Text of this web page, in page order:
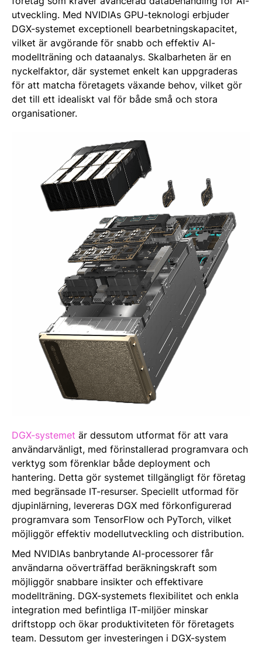
utveckling. Med NVIDIAs GPU-teknologi erbjuder
DGX-systemet exceptionell bearbetningskapacitet,
vilket är avgörande för snabb och effektiv AI-
modellträning och dataanalys. Skalbarheten är en
nyckelfaktor, där systemet enkelt kan uppgraderas
för att matcha företagets växande behov, vilket gör
det till ett idealiskt val för både små och stora
organisationer​​.
DGX-systemet är dessutom utformat för att vara
användarvänligt, med förinstallerad programvara och
verktyg som förenklar både deployment och
hantering. Detta gör systemet tillgängligt för företag
med begränsade IT-resurser. Speciellt utformad för
djupinlärning, levereras DGX med förkonfigurerad
programvara som TensorFlow och PyTorch, vilket
möjliggör effektiv modellutveckling och distribution​​.
Med NVIDIAs banbrytande AI-processorer får
användarna oöverträffad beräkningskraft som
möjliggör snabbare insikter och effektivare
modellträning. DGX-systemets flexibilitet och enkla
integration med befintliga IT-miljöer minskar
driftstopp och ökar produktiviteten för företagets
team. Dessutom ger investeringen i DGX-system